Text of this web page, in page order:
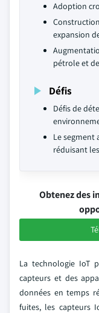
Adoption
expansion
pétrole et
Défis
Défis de
Le segment
réduisant
Obtenez des
La technologie IoT
capteurs et des
données en temps
fuites, les capteurs